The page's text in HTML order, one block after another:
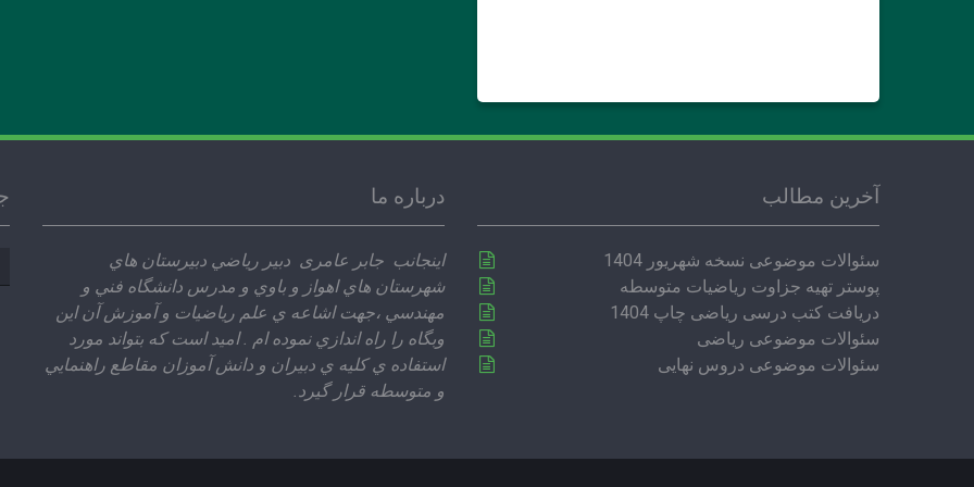
درباره ما
اينجانب جابر عامری دبير رياضي دبيرستان هاي
شهرستان هاي اهواز و باوي و مدرس دانشگاه فني و
مهندسي ،‌جهت اشاعه ي علم رياضيات و آموزش آن اين
وبگاه را راه اندازي نموده ام . اميد است كه بتواند مورد
استفاده ي كليه ي دبيران و دانش آموزان مقاطع راهنمايي
و متوسطه قرار گيرد.
آخرین مطالب
سئوالات موضوعی نسخه شهریور 1404
پوستر تهیه جزاوت ریاضیات متوسطه
دریافت کتب درسی ریاضی چاپ 1404
سئوالات موضوعی ریاضی
سئوالات موضوعی دروس نهایی